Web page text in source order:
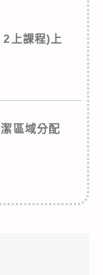
上課程)上
區域分配